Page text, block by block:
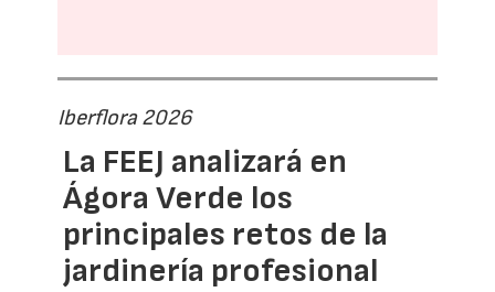
Iberflora 2026
La FEEJ analizará en
Ágora Verde los
principales retos de la
jardinería profesional